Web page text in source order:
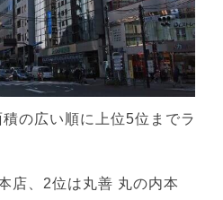
の広い順に上位5位までラ
店、2位は丸善 丸の内本